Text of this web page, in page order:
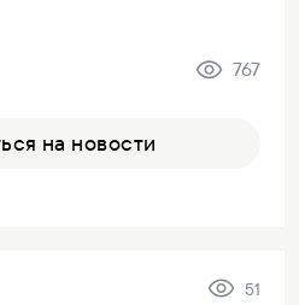
767
на новости
51